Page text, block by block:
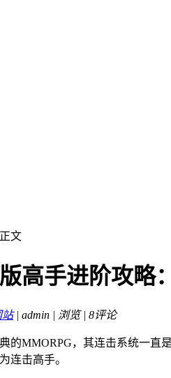
文
高手进阶攻略
站| admin | 浏览 | 8评论
的MMORPG，其连击系统一直
连击高手。